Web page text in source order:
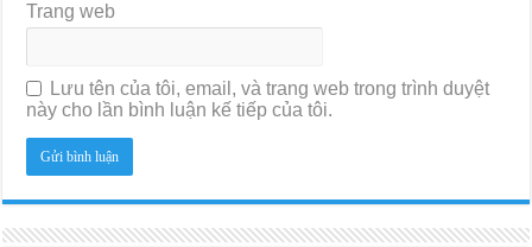
Trang web
Lưu tên của tôi, email, và trang web trong trình duyệt
này cho lần bình luận kế tiếp của tôi.